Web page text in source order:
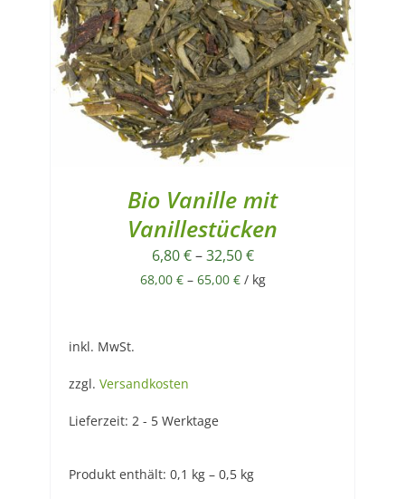
Bio Vanille mit
Vanillestücken
6,80€–32,50€
68,00 €– 65,00 €/ kg
inkl. MwSt.
zzgl. Versandkosten
Lieferzeit: 2 - 5 Werktage
Produkt enthält: 0,1 kg – 0,5 kg